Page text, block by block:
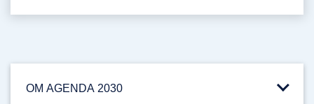
OM AGENDA 2030